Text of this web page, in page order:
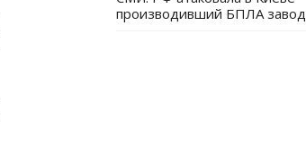
производивший БПЛА завод